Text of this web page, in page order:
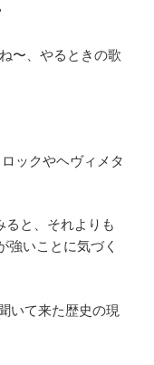
〜、やるときの歌
ックやヘヴィメタ
ると、それよりも
強いことに気づく
いて来た歴史の現